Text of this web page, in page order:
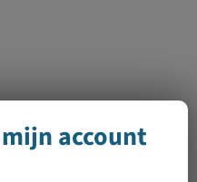
account